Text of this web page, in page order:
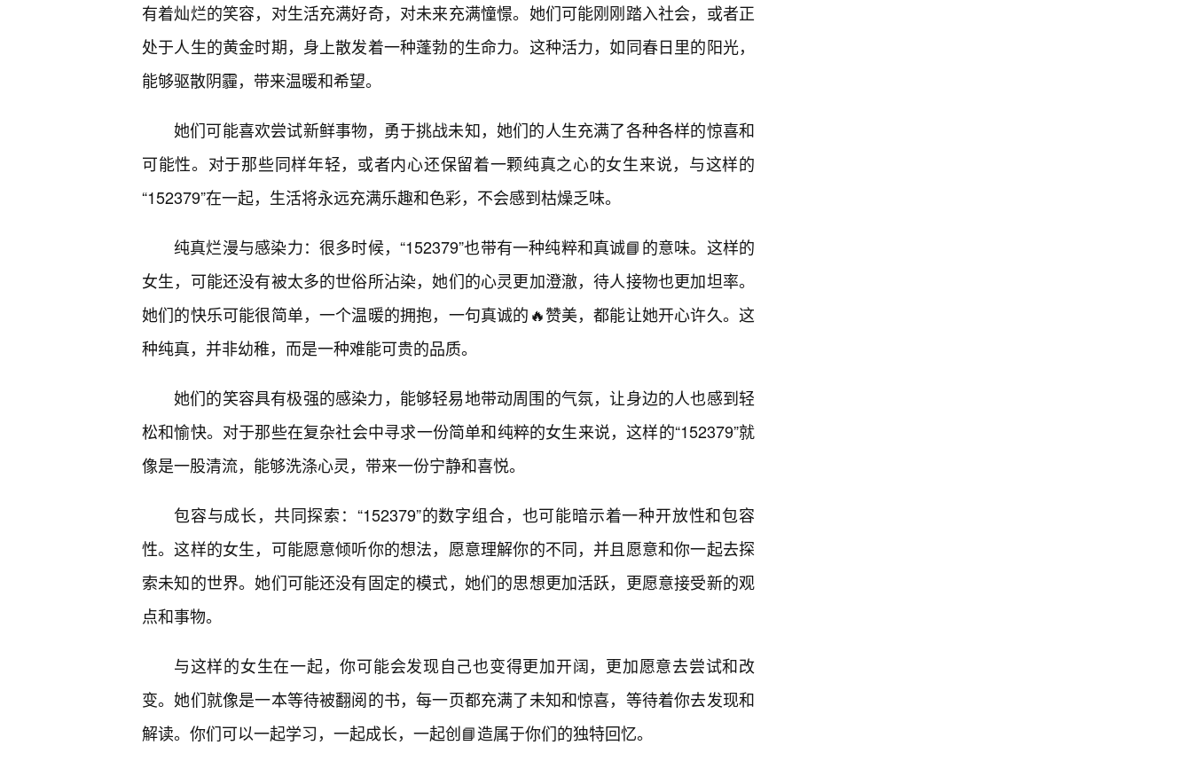
有着灿烂的笑容，对生活充满好奇，对未来充满憧憬。她们可能刚刚踏入社会，或者正
处于人生的黄金时期，身上散发着一种蓬勃的生命力。这种活力，如同春日里的阳光，
能够驱散阴霾，带来温暖和希望。
她们可能喜欢尝试新鲜事物，勇于挑战未知，她们的人生充满了各种各样的惊喜和
可能性。对于那些同样年轻，或者内心还保留着一颗纯真之心的女生来说，与这样的
“152379”在一起，生活将永远充满乐趣和色彩，不会感到枯燥乏味。
纯真烂漫与感染力：很多时候，“152379”也带有一种纯粹和真诚📘的意味。这样的
女生，可能还没有被太多的世俗所沾染，她们的心灵更加澄澈，待人接物也更加坦率。
她们的快乐可能很简单，一个温暖的拥抱，一句真诚的🔥赞美，都能让她开心许久。这
种纯真，并非幼稚，而是一种难能可贵的品质。
她们的笑容具有极强的感染力，能够轻易地带动周围的气氛，让身边的人也感到轻
松和愉快。对于那些在复杂社会中寻求一份简单和纯粹的女生来说，这样的“152379”就
像是一股清流，能够洗涤心灵，带来一份宁静和喜悦。
包容与成长，共同探索：“152379”的数字组合，也可能暗示着一种开放性和包容
性。这样的女生，可能愿意倾听你的想法，愿意理解你的不同，并且愿意和你一起去探
索未知的世界。她们可能还没有固定的模式，她们的思想更加活跃，更愿意接受新的观
点和事物。
与这样的女生在一起，你可能会发现自己也变得更加开阔，更加愿意去尝试和改
变。她们就像是一本等待被翻阅的书，每一页都充满了未知和惊喜，等待着你去发现和
解读。你们可以一起学习，一起成长，一起创📘造属于你们的独特回忆。